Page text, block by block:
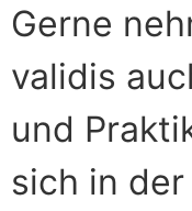
Gerne
validis
und
sich in